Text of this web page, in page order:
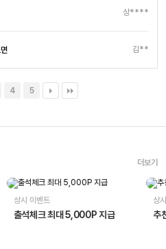
상****
김**
4 5
더보기
상시 이벤트
출석체크 최대 5,000P 지급
상
추